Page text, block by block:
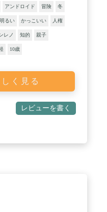
アンドロイド 冒険 冬
明るい かっこいい 人権
レノ 知的 親子
10歳
く見る
レビューを書く